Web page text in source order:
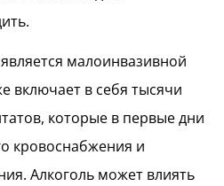
малоинвазивной
включает в себя тысячи
которые в первые дни
кровоснабжения и
Алкоголь может влиять